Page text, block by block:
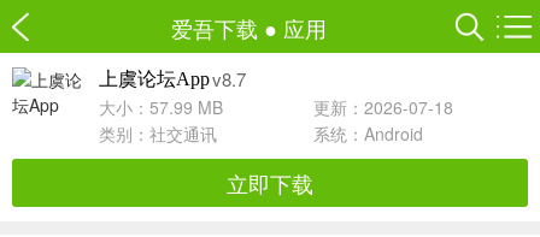
爱吾下载 ● 应用
上虞论坛Appv8.7
大小：57.99 MB
更新：2026-07-18
类别： 社交通讯 系统：Android
立即下载